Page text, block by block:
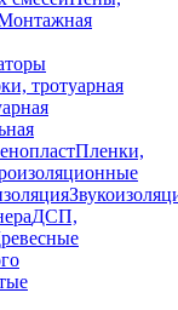
тротуарная
Пленки,
ДСП,